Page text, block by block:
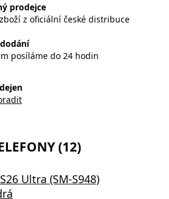
prodejce
z oficiální české distribuce
posíláme do 24 hodin
(12)
Ultra (SM-S948)